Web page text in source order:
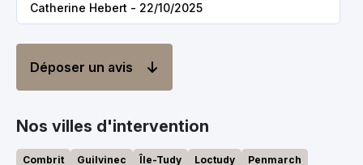
Catherine Hebert - 22/10/2025
Déposer un avis
Nos villes d'intervention
Combrit Guilvinec Île-Tudy Loctudy Penmarch